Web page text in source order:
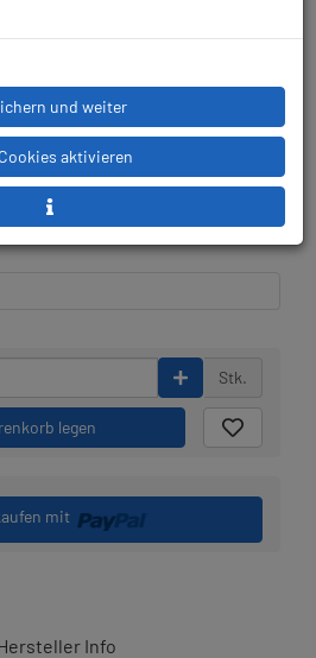
Stk.
legen
mit
Info
und weiter
aktivieren